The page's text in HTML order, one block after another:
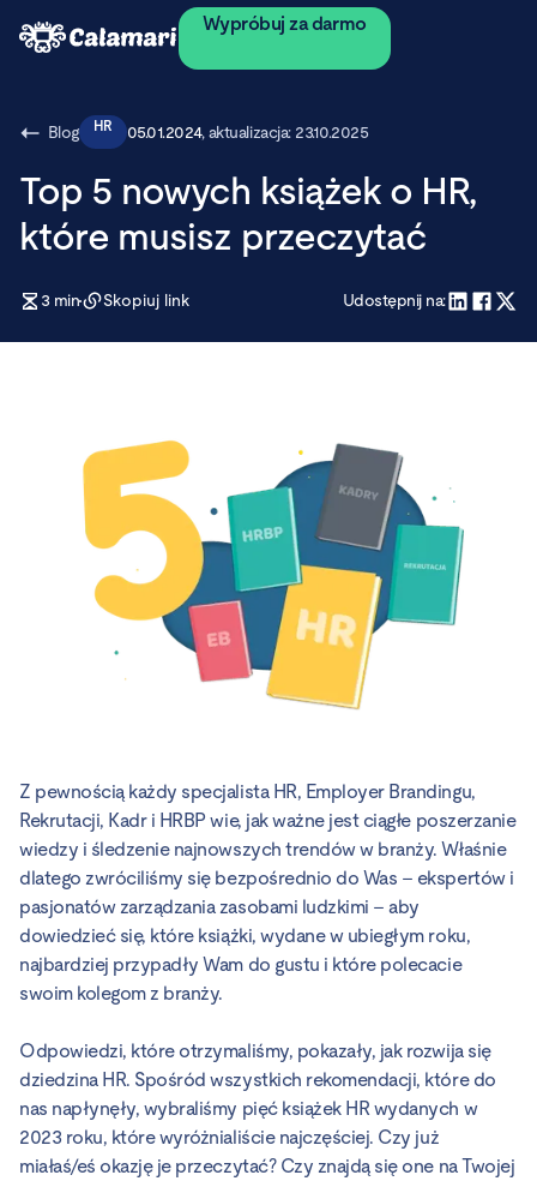
Wypróbuj za darmo
Blog HR 05.01.2024, aktualizacja: 23.10.2025
Top 5 nowych książek o HR,
które musisz przeczytać
3 min Skopiuj link Udostępnij na:
Z pewnością każdy specjalista HR, Employer Brandingu,
Rekrutacji, Kadr i HRBP wie, jak ważne jest ciągłe poszerzanie
wiedzy i śledzenie najnowszych trendów w branży. Właśnie
dlatego zwróciliśmy się bezpośrednio do Was – ekspertów i
pasjonatów zarządzania zasobami ludzkimi – aby
dowiedzieć się, które książki, wydane w ubiegłym roku,
najbardziej przypadły Wam do gustu i które polecacie
swoim kolegom z branży.
Odpowiedzi, które otrzymaliśmy, pokazały, jak rozwija się
dziedzina HR. Spośród wszystkich rekomendacji, które do
nas napłynęły, wybraliśmy pięć książek HR wydanych w
2023 roku, które wyróżnialiście najczęściej. Czy już
miałaś/eś okazję je przeczytać? Czy znajdą się one na Twojej